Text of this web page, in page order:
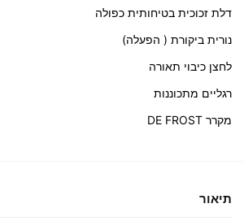
דלת זכוכית בטיחותית כפולה
נורית ביקורת ( הפעלה)
לחצן כיבוי תאורה
רגליים מתכוננות
מקרר DE FROST
תיאור